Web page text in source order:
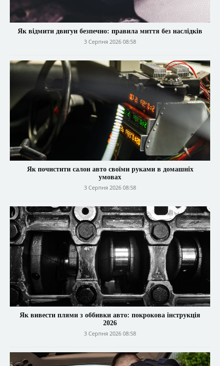
Як відмити двигун безпечно: правила миття без наслідків
3 Серпня 2026 08:58
Як почистити салон авто своїми руками в домашніх
умовах
3 Серпня 2026 08:58
Як вивести плями з оббивки авто: покрокова інструкція
2026
3 Серпня 2026 08:58